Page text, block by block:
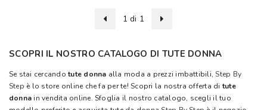
1 di 1
SCOPRI IL NOSTRO CATALOGO DI TUTE DONNA
Se stai cercandotute donna alla moda a prezzi imbattibili,Step By
Step è lo store online che fa per te! Scopri la nostra offerta ditute
donna in vendita online. Sfoglia il nostro catalogo, scegli il tuo